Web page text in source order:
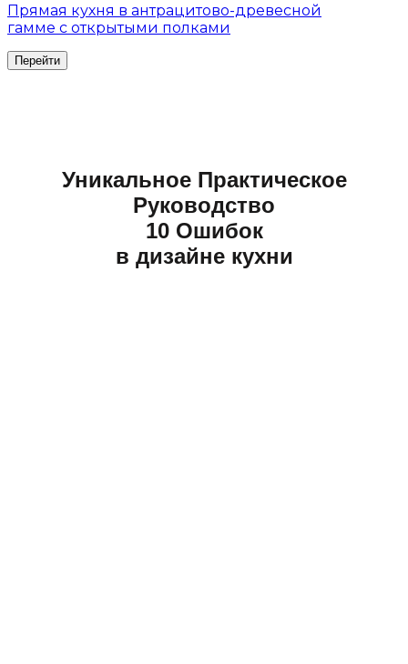
Прямая кухня в антрацитово-древесной
гамме с открытыми полками
Уникальное Практическое
Руководство
10 Ошибок
в дизайне кухни